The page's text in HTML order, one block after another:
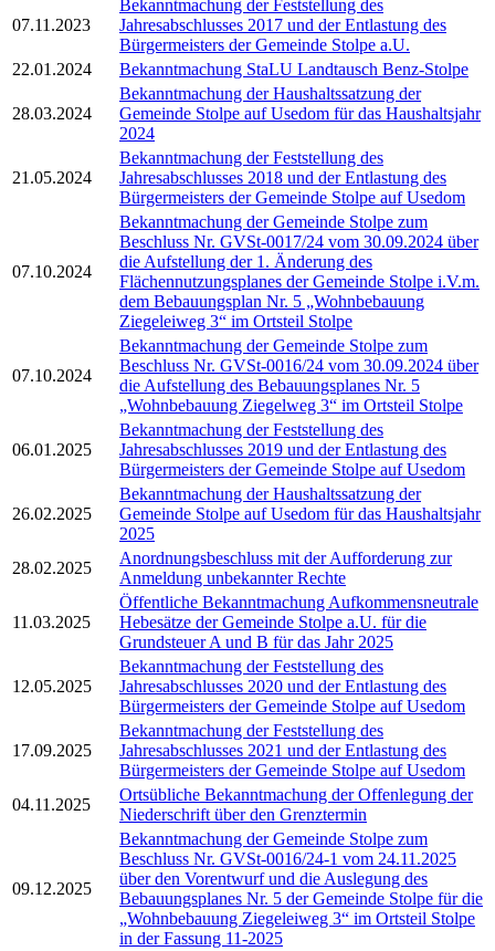
07.11.2023
Bekanntmachung der Feststellung des
Jahresabschlusses 2017 und der Entlastung des
Bürgermeisters der Gemeinde Stolpe a.U.
22.01.2024
Bekanntmachung StaLU Landtausch Benz-Stolpe
28.03.2024
Bekanntmachung der Haushaltssatzung der
Gemeinde Stolpe auf Usedom für das Haushaltsjahr
2024
21.05.2024
Bekanntmachung der Feststellung des
Jahresabschlusses 2018 und der Entlastung des
Bürgermeisters der Gemeinde Stolpe auf Usedom
07.10.2024
Bekanntmachung der Gemeinde Stolpe zum
Beschluss Nr. GVSt-0017/24 vom 30.09.2024 über
die Aufstellung der 1. Änderung des
Flächennutzungsplanes der Gemeinde Stolpe i.V.m.
dem Bebauungsplan Nr. 5 „Wohnbebauung
Ziegeleiweg 3“ im Ortsteil Stolpe
07.10.2024
Bekanntmachung der Gemeinde Stolpe zum
Beschluss Nr. GVSt-0016/24 vom 30.09.2024 über
die Aufstellung des Bebauungsplanes Nr. 5
„Wohnbebauung Ziegelweg 3“ im Ortsteil Stolpe
06.01.2025
Bekanntmachung der Feststellung des
Jahresabschlusses 2019 und der Entlastung des
Bürgermeisters der Gemeinde Stolpe auf Usedom
26.02.2025
Bekanntmachung der Haushaltssatzung der
Gemeinde Stolpe auf Usedom für das Haushaltsjahr
2025
28.02.2025
Anordnungsbeschluss mit der Aufforderung zur
Anmeldung unbekannter Rechte
11.03.2025
Öffentliche Bekanntmachung Aufkommensneutrale
Hebesätze der Gemeinde Stolpe a.U. für die
Grundsteuer A und B für das Jahr 2025
12.05.2025
Bekanntmachung der Feststellung des
Jahresabschlusses 2020 und der Entlastung des
Bürgermeisters der Gemeinde Stolpe auf Usedom
17.09.2025
Bekanntmachung der Feststellung des
Jahresabschlusses 2021 und der Entlastung des
Bürgermeisters der Gemeinde Stolpe auf Usedom
04.11.2025
Ortsübliche Bekanntmachung der Offenlegung der
Niederschrift über den Grenztermin
09.12.2025
Bekanntmachung der Gemeinde Stolpe zum
Beschluss Nr. GVSt-0016/24-1 vom 24.11.2025
über den Vorentwurf und die Auslegung des
Bebauungsplanes Nr. 5 der Gemeinde Stolpe für die
„Wohnbebauung Ziegeleiweg 3“ im Ortsteil Stolpe
in der Fassung 11-2025